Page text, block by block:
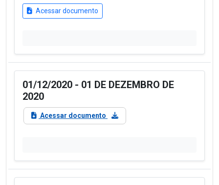
Acessar documento
01/12/2020 - 01 DE DEZEMBRO DE
2020
Acessar documento